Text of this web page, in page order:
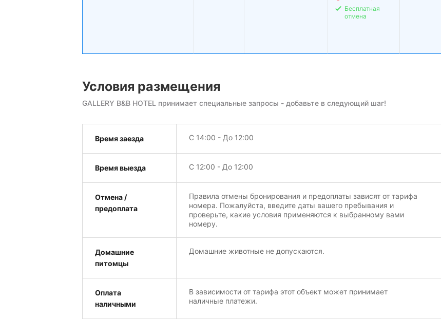
Бесплатная
отмена
Условия размещения
GALLERY B&B HOTEL принимает специальные запросы - добавьте в следующий шаг!
Время заезда С 14:00 - До 12:00
Время выезда С 12:00 - До 12:00
Отмена /
предоплата
Правила отмены бронирования и предоплаты зависят от тарифа
номера. Пожалуйста, введите даты вашего пребывания и
проверьте, какие условия применяются к выбранному вами
номеру.
Домашние
питомцы
Домашние животные не допускаются.
Оплата
наличными
В зависимости от тарифа этот объект может принимает
наличные платежи.